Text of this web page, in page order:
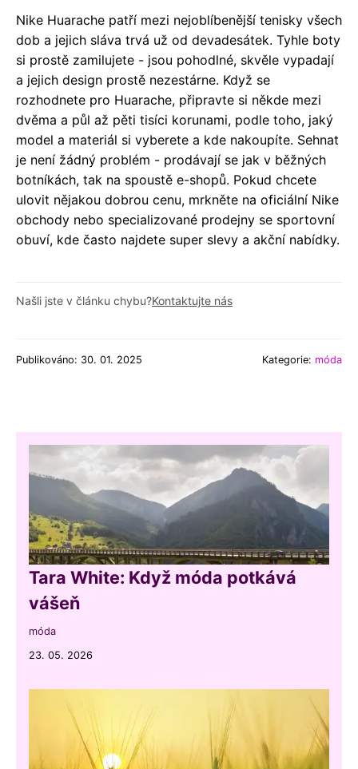
Nike Huarache patří mezi nejoblíbenější tenisky všech
dob a jejich sláva trvá už od devadesátek. Tyhle boty
si prostě zamilujete - jsou pohodlné, skvěle vypadají
a jejich design prostě nezestárne. Když se
rozhodnete pro Huarache, připravte si někde mezi
dvěma a půl až pěti tisíci korunami, podle toho, jaký
model a materiál si vyberete a kde nakoupíte. Sehnat
je není žádný problém - prodávají se jak v běžných
botníkách, tak na spoustě e-shopů. Pokud chcete
ulovit nějakou dobrou cenu, mrkněte na oficiální Nike
obchody nebo specializované prodejny se sportovní
obuví, kde často najdete super slevy a akční nabídky.
Našli jste v článku chybu?Kontaktujte nás
Publikováno: 30. 01. 2025 Kategorie: móda
Tara White: Když móda potkává
vášeň
móda
23. 05. 2026